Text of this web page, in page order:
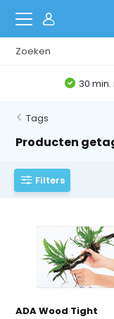
30
Tags
Producten
Filters
ADA Wood Tight